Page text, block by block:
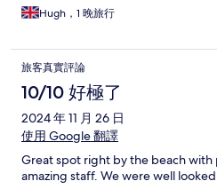
Hugh，1 晚旅行
旅客真實評論
10/10 好極了
2024 年 11 月 26 日
使用 Google 翻譯
Great spot right by the beach with
amazing staff. We were well